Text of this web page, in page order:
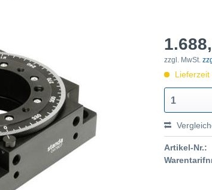
zzgl. MwSt.
Lieferzeit
1
Artikel-Nr.: